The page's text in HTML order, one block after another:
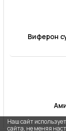
Виферон
Наш сайт
сайта, не меняя